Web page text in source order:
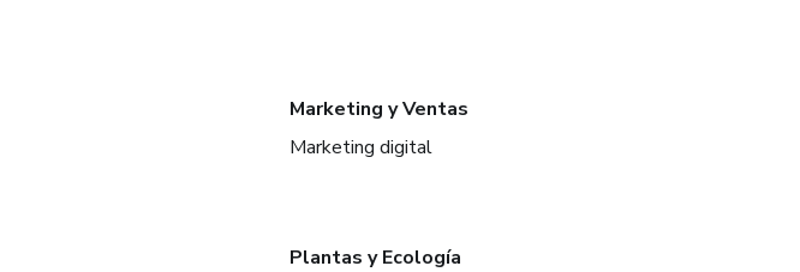
Marketing y Ventas
Marketing digital
Plantas y Ecología